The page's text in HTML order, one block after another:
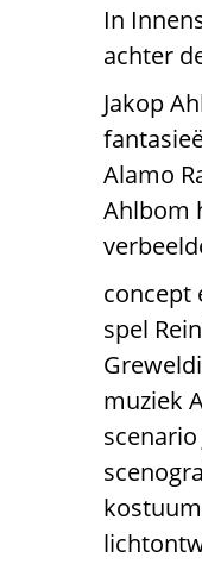
In
achter
Jakop
Alamo
Ahlbom
concept
spel
muziek